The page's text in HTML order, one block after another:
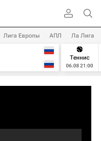
Лига Европы АПЛ Ла Лига
Теннис
06.08 21:00